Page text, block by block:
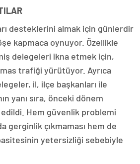
desteklerini almak için günlerdir
kapmaca oynuyor. Özellikle
delegeleri ikna etmek için,
trafiği yürütüyor. Ayrıca
il, ilçe başkanları ile
yanı sıra, önceki dönem
Hem güvenlik problemi
gerginlik çıkmaması hem de
yetersizliği sebebiyle